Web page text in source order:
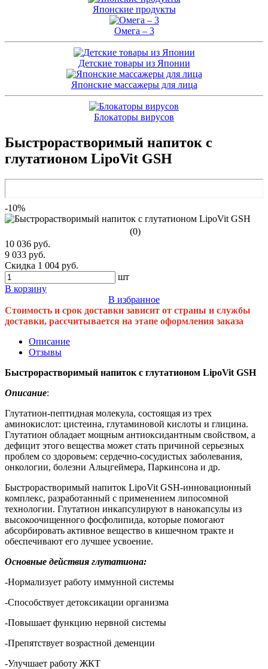
Японские продукты
Омега – 3
Детские товары из Японии
Японские массажеры для лица
Блокаторы вирусов
Быстрорастворимый напиток с
глутатионом LipoVit GSH
-10%
(0)
10 036 руб.
9 033 руб.
Скидка 1 004 руб.
шт
В корзину
В избранное
Стоимость и срок доставки зависит от страны и службы
доставки, рассчитывается на этапе оформления заказа
Описание
Отзывы
Быстрорастворимый напиток с глутатионом LipoVit GSH
Описание:
Глутатион-пептидная молекула, состоящая из трех
аминокислот: цистеина, глутаминовой кислоты и глицина.
Глутатион обладает мощным антиоксидантным свойством, а
дефицит этого вещества может стать причиной серьезных
проблем со здоровьем: сердечно-сосудистых заболевания,
онкологии, болезни Альцгеймера, Паркинсона и др.
Быстрорастворимый напиток LipoVit GSH-инновационный
комплекс, разработанный с применением липосомной
технологии. Глутатион инкапсулируют в нанокапсулы из
высокоочищенного фосфолипида, которые помогают
абсорбировать активное вещество в кишечном тракте и
обеспечивают его лучшее усвоение.
Основные действия глутатиона:
-Нормализует работу иммунной системы
-Способствует детоксикации организма
-Повышает функцию нервной системы
-Препятствует возрастной деменции
-Улучшает работу ЖКТ